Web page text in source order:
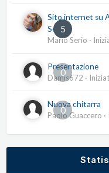
5
Sito internet su
Serio
Mario Serio ·
0
Presentazione
Damis672 ·
0
Nuova chitarra
Paolo Guaccero